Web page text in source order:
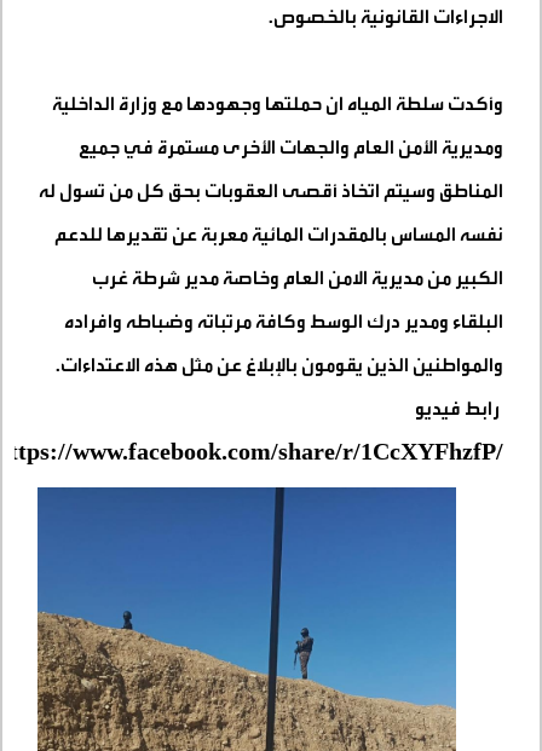
الاجراءات القانونية بالخصوص.
وأكدت سلطة المياه ان حملتها وجهودها مع وزارة الداخلية
ومديرية الأمن العام والجهات الأخرى مستمرة في جميع
المناطق وسيتم اتخاذ أقصى العقوبات بحق كل من تسول له
نفسه المساس بالمقدرات المائية معربة عن تقديرها للدعم
الكبير من مديرية الامن العام وخاصة مدير شرطة غرب
البلقاء ومدير درك الوسط وكافة مرتباته وضباطه وافراده
والمواطنين الذين يقومون بالإبلاغ عن مثل هذه الاعتداءات.
www.facebook.com/share/r/1CcXYFhzfP/